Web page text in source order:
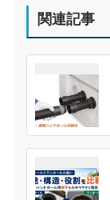
関連記事